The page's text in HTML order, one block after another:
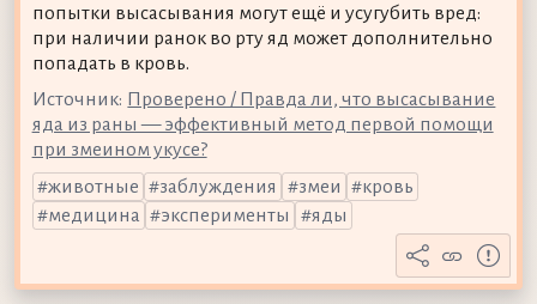
попытки высасывания могут ещё и усугубить вред:
при наличии ранок во рту яд может дополнительно
попадать в кровь.
Источник: Проверено / Правда ли, что высасывание
яда из раны — эффективный метод первой помощи
при змеином укусе?
животные
заблуждения змеи
кровь
медицина
эксперименты яды